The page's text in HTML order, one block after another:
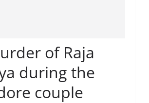
of Raja
during the
couple